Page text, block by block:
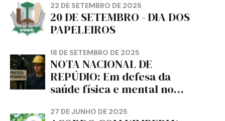
22 DE SETEMBRO DE 2025
20 DE SETEMBRO - DIA DOS
PAPELEIROS
18 DE SETEMBRO DE 2025
NOTA NACIONAL DE
REPÚDIO: Em defesa da
saúde física e mental no
da dignidade sindical.
27 DE JUNHO DE 2025